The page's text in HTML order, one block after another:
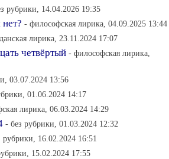
рубрики, 14.04.2026 19:35
- философская лирика, 04.09.2025 13:44
лирика, 23.11.2024 17:07
четвёртый - философская лирика,
03.07.2024 13:56
01.06.2024 14:17
лирика, 06.03.2024 14:29
- без рубрики, 01.03.2024 12:32
рубрики, 16.02.2024 16:51
15.02.2024 17:55